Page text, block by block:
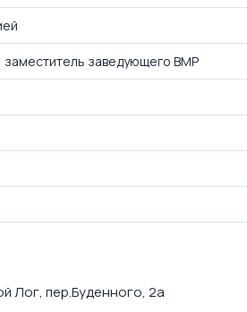
заместитель заведующего ВМР
Лог, пер.Буденного, 2а